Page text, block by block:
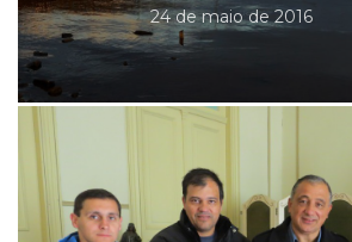
24 de maio de 2016